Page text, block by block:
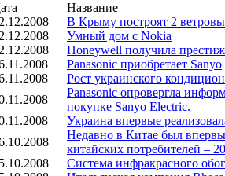
Название
В Крыму построят 2
Умный дом с Nokia
Honeywell получила
Panasonic приобретает Sanyo
Рост украинского
Panasonic опровергла
покупке Sanyo Electric.
Украина впервые
Недавно в Китае был
китайских потребителей –
Система инфракрасного